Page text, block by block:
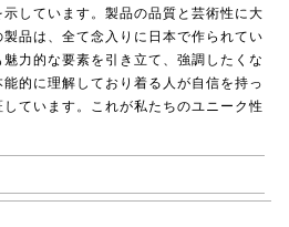
しています。製品の品質と芸術性に大
品は、全て念入りに日本で作られてい
力的な要素を引き立て、強調したくな
的に理解しており着る人が自信を持っ
ています。これが私たちのユニーク性